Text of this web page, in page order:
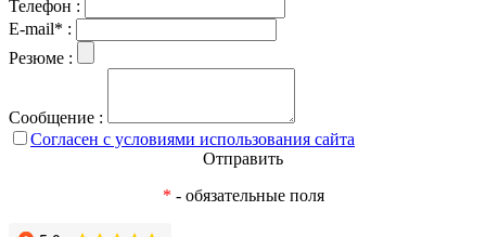
Телефон :
E-mail* :
Резюме :
Сообщение :
Согласен с условиями использования сайта
Отправить
* - обязательные поля